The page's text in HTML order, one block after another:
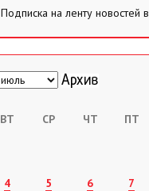
Подписка на ленту новостей в
ВТ СР ЧТ ПТ
4 5 6 7